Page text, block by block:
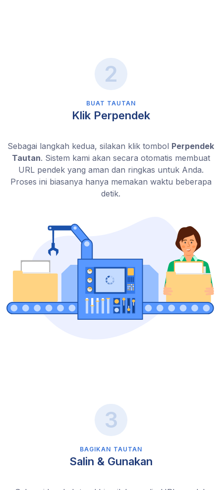
BUAT TAUTAN
Klik Perpendek
Sebagai langkah kedua, silakan klik tombol Perpendek
Tautan. Sistem kami akan secara otomatis membuat
URL pendek yang aman dan ringkas untuk Anda.
Proses ini biasanya hanya memakan waktu beberapa
detik.
BAGIKAN TAUTAN
Salin & Gunakan